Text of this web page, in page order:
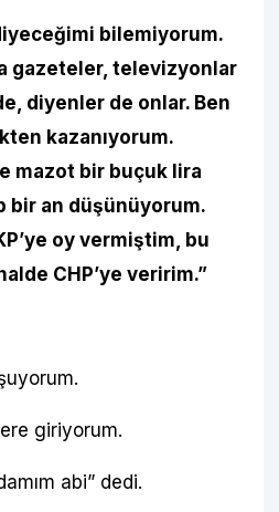
bilemiyorum.
gazeteler, televizyonlar
diyenler de onlar. Ben
kazanıyorum.
mazot bir buçuk lira
bir an düşünüyorum.
oy vermiştim, bu
CHP’ye veririm.”
giriyorum.
abi” dedi.